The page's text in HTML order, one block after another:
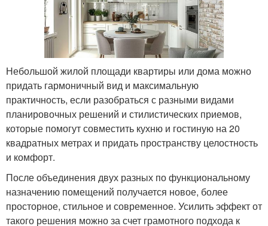
Небольшой жилой площади квартиры или дома можно
придать гармоничный вид и максимальную
практичность, если разобраться с разными видами
планировочных решений и стилистических приемов,
которые помогут совместить кухню и гостиную на 20
квадратных метрах и придать пространству целостность
и комфорт.
После объединения двух разных по функциональному
назначению помещений получается новое, более
просторное, стильное и современное. Усилить эффект от
такого решения можно за счет грамотного подхода к